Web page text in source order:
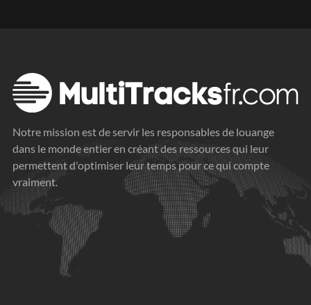
Notre mission est de servir les responsables de louange
dans le monde entier en créant des ressources qui leur
permettent d'optimiser leur temps pour ce qui compte
vraiment.